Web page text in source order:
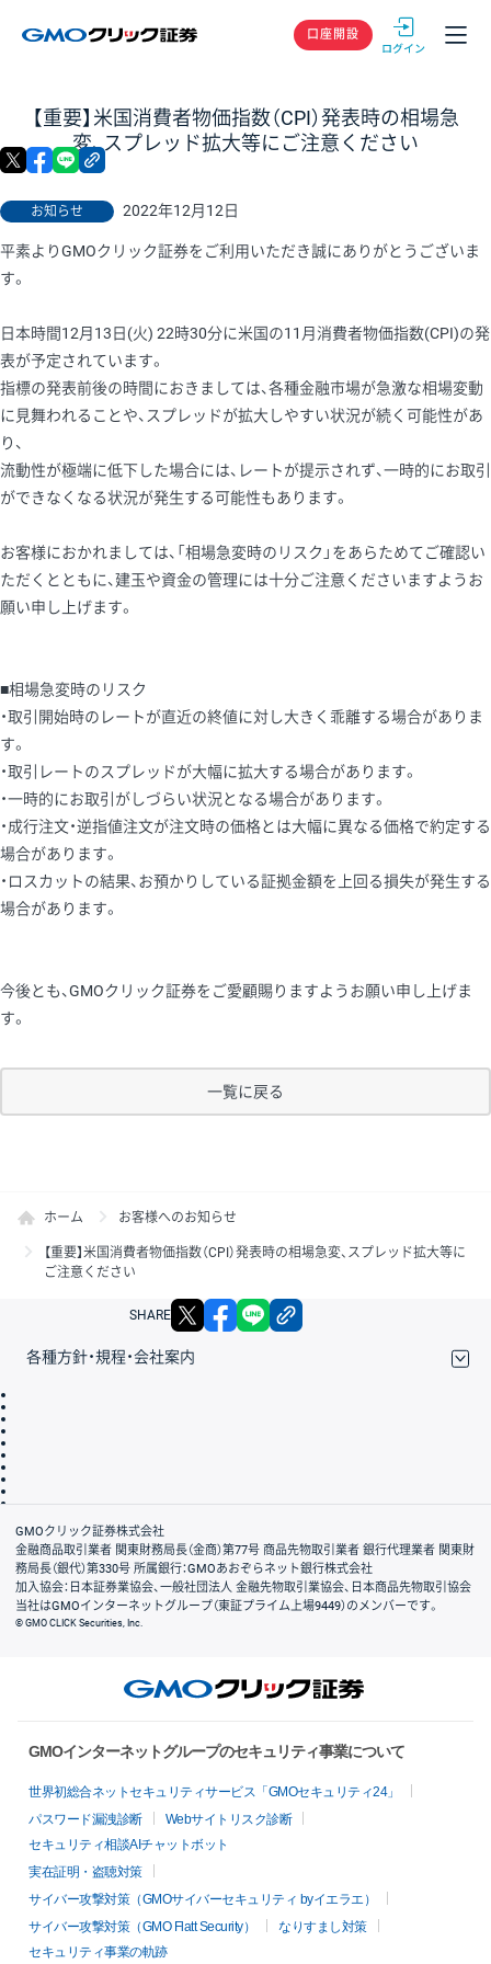
GMOクリック
口座開設
【重要】米国消費者物価指数（CPI）発表時の相場急
変、スプレッド拡大等にご注意ください
お知らせ 2022年12月12日
X facebook
平素よりGMOクリック証券をご利用いただき誠にありがとうございま
す。
日本時間12月13日(火) 22時30分に米国の11月消費者物価指数(CPI)の発
表が予定されています。
指標の発表前後の時間におきましては、各種金融市場が急激な相場変動
に見舞われることや、スプレッドが拡大しやすい状況が続く可能性があ
り、
流動性が極端に低下した場合には、レートが提示されず、一時的にお取引
ができなくなる状況が発生する可能性もあります。
お客様におかれましては、「相場急変時のリスク」をあらためてご確認い
ただくとともに、建玉や資金の管理には十分ご注意くださいますようお
願い申し上げます。
■相場急変時のリスク
・取引開始時のレートが直近の終値に対し大きく乖離する場合がありま
す。
・取引レートのスプレッドが大幅に拡大する場合があります。
・一時的にお取引がしづらい状況となる場合があります。
・成行注文・逆指値注文が注文時の価格とは大幅に異なる価格で約定する
場合があります。
・ロスカットの結果、お預かりしている証拠金額を上回る損失が発生する
場合があります。
今後とも、GMOクリック証券をご愛顧賜りますようお願い申し上げま
す。
一覧に戻る
ホーム お客様へのお知らせ
【重要】米国消費者物価指数（CPI）発表時の相場急変、スプレッド拡大等に
ご注意ください
SHARE X facebook
各種方針・規程・会社案内
会社案内
GMOクリック証券株式会社
金融商品取引業者 関東財務局長（金商）第77号 商品先物取引業者 銀行代理業者 関東財
務局長（銀代）第330号 所属銀行：GMOあおぞらネット銀行株式会社
加入協会：日本証券業協会、一般社団法人 金融先物取引業協会、日本商品先物取引協会
当社はGMOインターネットグループ（東証プライム上場9449）のメンバーです。
© GMO CLICK Securities, Inc.
GMOインターネットグループのセキュリティ事業について
世界初総合ネットセキュリティサービス「GMOセキュリティ24」
パスワード漏洩診断
Webサイトリスク診断
セキュリティ相談AIチャットボット
実在証明・盗聴対策
サイバー攻撃対策（GMOサイバーセキュリティ byイエラエ）
サイバー攻撃対策（GMO Flatt Security）
なりすまし対策
セキュリティ事業の軌跡